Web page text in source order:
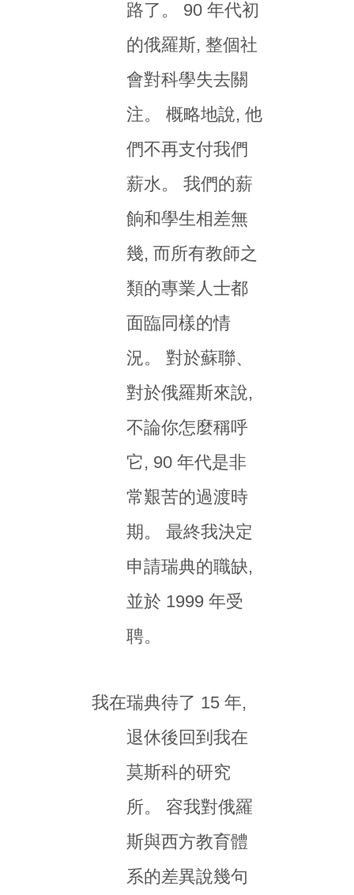
路了。 90 年代初
的俄羅斯, 整個社
會對科學失去關
注。 概略地說, 他
們不再支付我們
薪水。 我們的薪
餉和學生相差無
幾, 而所有教師之
類的專業人士都
面臨同樣的情
況。 對於蘇聯、
對於俄羅斯來說,
不論你怎麼稱呼
它, 90 年代是非
常艱苦的過渡時
期。 最終我決定
申請瑞典的職缺,
並於 1999 年受
聘。
我在瑞典待了 15 年,
退休後回到我在
莫斯科的研究
所。 容我對俄羅
斯與西方教育體
系的差異說幾句